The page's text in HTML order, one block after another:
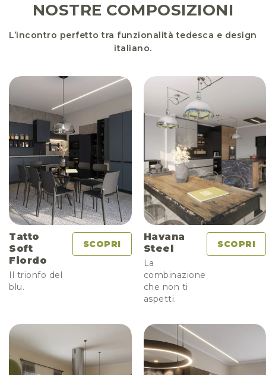
NOSTRE COMPOSIZIONI
L’incontro perfetto tra funzionalità tedesca e design
italiano.
Tatto
Soft
Fiordo
Il trionfo del
blu.
SCOPRI
Havana
Steel
La
combinazione
che non ti
aspetti.
SCOPRI